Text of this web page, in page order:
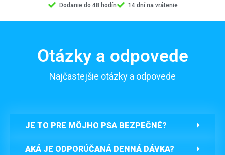
Dodanie do 48 hodín 14 dní na vrátenie
Otázky a odpovede
Najčastejšie otázky a odpovede
JE TO PRE MÔJHO PSA BEZPEČNÉ?
AKÁ JE ODPORÚČANÁ DENNÁ DÁVKA?